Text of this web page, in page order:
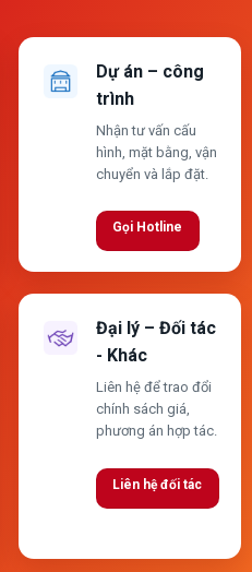
Dự án – công
trình
Nhận tư vấn cấu
hình, mặt bằng, vận
chuyển và lắp đặt.
Gọi Hotline
Đại lý – Đối tác
- Khác
Liên hệ để trao đổi
chính sách giá,
phương án hợp tác.
Liên hệ đối tác